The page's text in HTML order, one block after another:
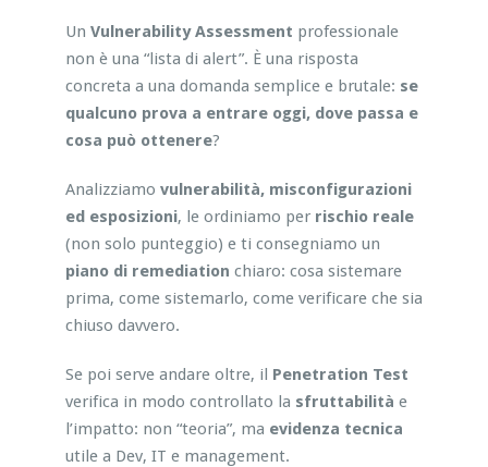
Un Vulnerability Assessment professionale
non è una “lista di alert”. È una risposta
concreta a una domanda semplice e brutale: se
qualcuno prova a entrare oggi, dove passa e
cosa può ottenere?
Analizziamo vulnerabilità, misconfigurazioni
ed esposizioni, le ordiniamo per rischio reale
(non solo punteggio) e ti consegniamo un
piano di remediation chiaro: cosa sistemare
prima, come sistemarlo, come verificare che sia
chiuso davvero.
Se poi serve andare oltre, il Penetration Test
verifica in modo controllato la sfruttabilità e
l’impatto: non “teoria”, ma evidenza tecnica
utile a Dev, IT e management.